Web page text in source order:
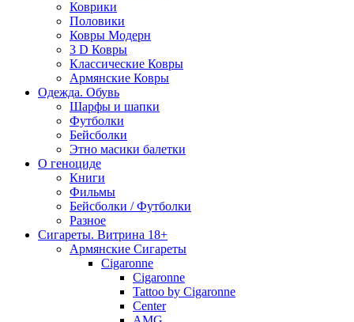
Коврики
Половики
Ковры Модерн
3 D Ковры
Классические Ковры
Армянские Ковры
Одежда. Обувь
Шарфы и шапки
Футболки
Бейсболки
Этно масики балетки
О геноциде
Книги
Фильмы
Бейсболки / Футболки
Разное
Сигареты. Витрина 18+
Армянские Сигареты
Cigaronne
Cigaronne
Tattoo by Cigaronne
Center